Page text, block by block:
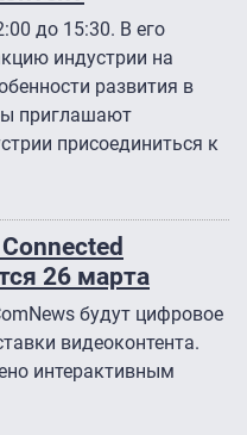
до 15:30. В его
индустрии на
развития в
приглашают
присоединиться к
26 марта
будут цифровое
видеоконтента.
интерактивным